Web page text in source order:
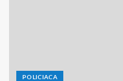
POLICIACA